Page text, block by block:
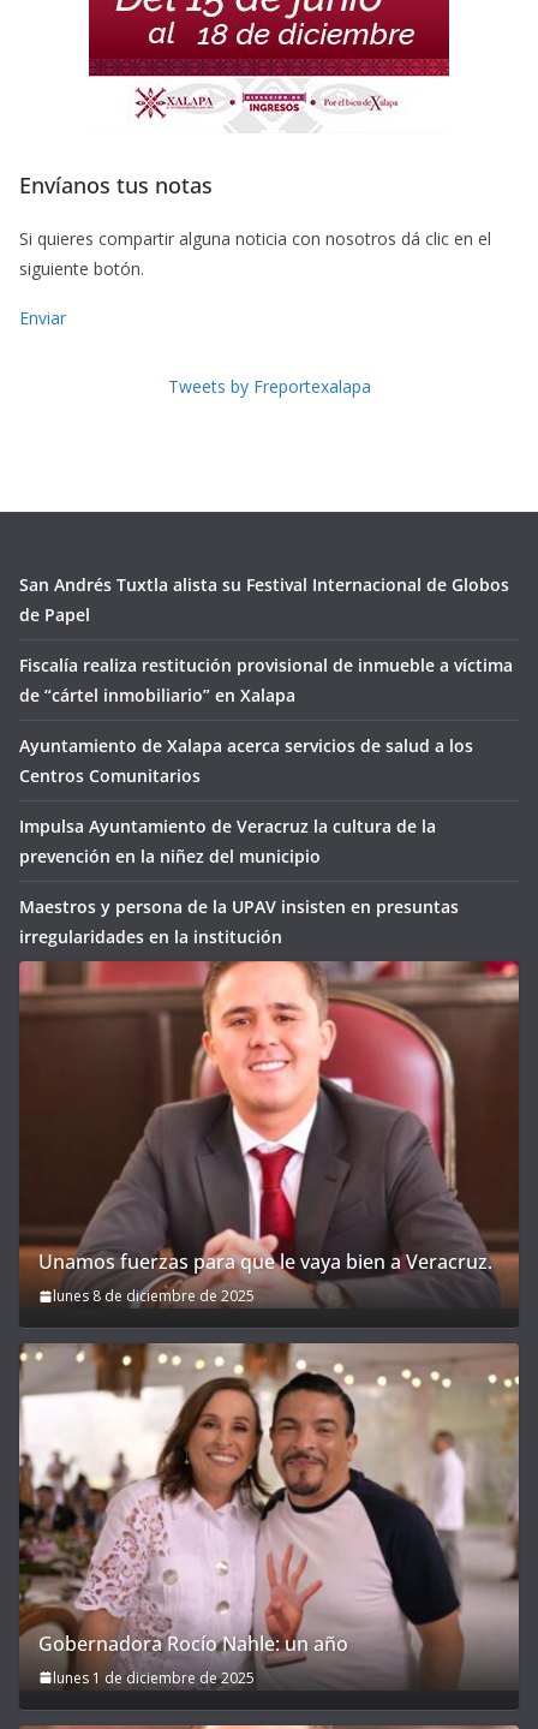
Envíanos tus notas
Si quieres compartir alguna noticia con nosotros dá clic en el
siguiente botón.
Enviar
Tweets by Freportexalapa
San Andrés Tuxtla alista su Festival Internacional de Globos
de Papel
Fiscalía realiza restitución provisional de inmueble a víctima
de “cártel inmobiliario” en Xalapa
Ayuntamiento de Xalapa acerca servicios de salud a los
Centros Comunitarios
Impulsa Ayuntamiento de Veracruz la cultura de la
prevención en la niñez del municipio
Maestros y persona de la UPAV insisten en presuntas
irregularidades en la institución
Unamos fuerzas para que le vaya bien a Veracruz.
lunes 8 de diciembre de 2025
Gobernadora Rocío Nahle: un año
lunes 1 de diciembre de 2025